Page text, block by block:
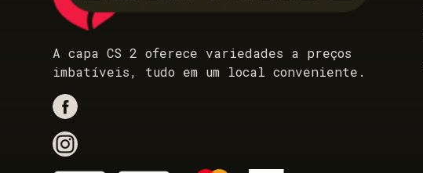
A capa CS 2 oferece variedades a preços
imbatíveis, tudo em um local conveniente.